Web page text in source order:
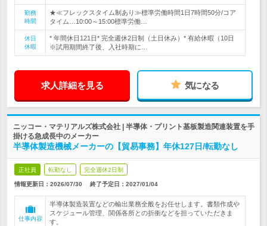
勤務
時間
★≪フレックスタイム制あり≫標準労働時間1日7時間50分/コア
タイム…10:00～15:00標準労働…
休日
休暇
* 年間休日121日* 完全週休2日制（土日休み）* 有給休暇（10日
※試用期間終了後、入社時期に…
求人詳細を見る 気になる
ニッコー・マテリアルズ株式会社 | 半導体・プリント基板製造関連装置を手
掛ける急成長中のメーカー
半導体製造機械メーカーの【貿易事務】年休127日/転勤なし
正社員 転勤なし 完全週休2日制
情報更新日：2026/07/30 終了予定日： 2027/01/04
仕事内容
半導体製造装置などの輸出業務全般をお任せします。書類作成や
スケジュール管理、関係各所との折衝などを担っていただきま
す。